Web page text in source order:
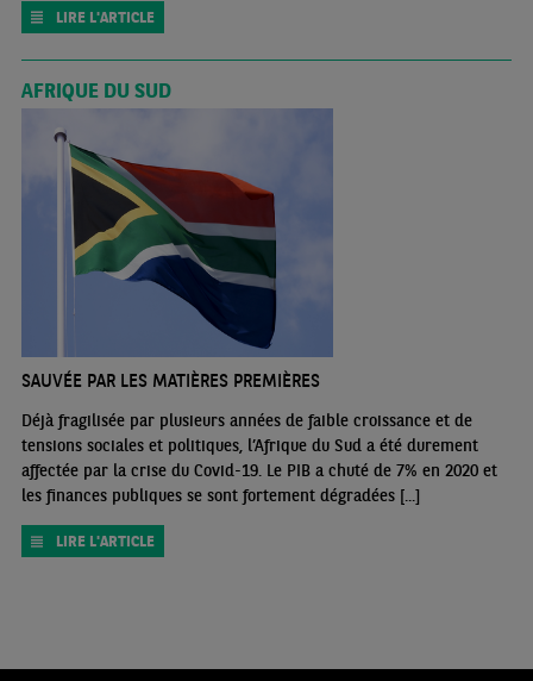
LIRE L'ARTICLE
AFRIQUE DU SUD
SAUVÉE PAR LES MATIÈRES PREMIÈRES
Déjà fragilisée par plusieurs années de faible croissance et de
tensions sociales et politiques, l’Afrique du Sud a été durement
affectée par la crise du Covid-19. Le PIB a chuté de 7% en 2020 et
les finances publiques se sont fortement dégradées [...]
LIRE L'ARTICLE